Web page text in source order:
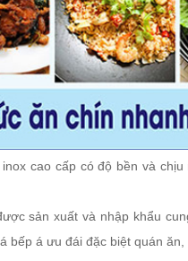
cao cấp có độ bền và
sản xuất và nhập khẩu
bếp á ưu đái đặc biệt quán